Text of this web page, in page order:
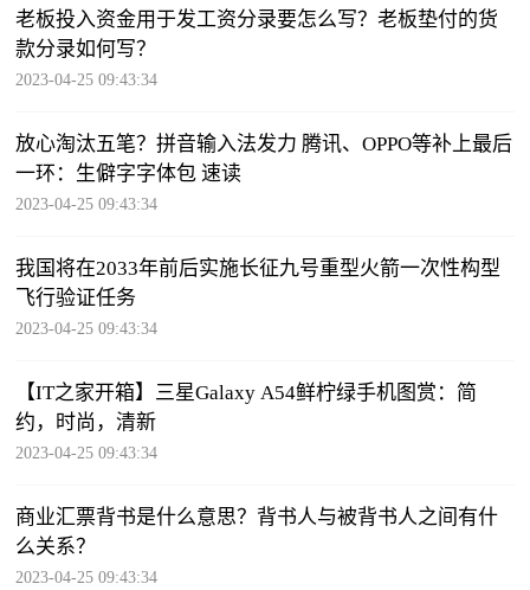
老板投入资金用于发工资分录要怎么写？老板垫付的货
款分录如何写？
2023-04-25 09:43:34
放心淘汰五笔？拼音输入法发力 腾讯、OPPO等补上最后
一环：生僻字字体包 速读
2023-04-25 09:43:34
我国将在2033年前后实施长征九号重型火箭一次性构型
飞行验证任务
2023-04-25 09:43:34
【IT之家开箱】三星Galaxy A54鲜柠绿手机图赏：简
约，时尚，清新
2023-04-25 09:43:34
商业汇票背书是什么意思？背书人与被背书人之间有什
么关系？
2023-04-25 09:43:34